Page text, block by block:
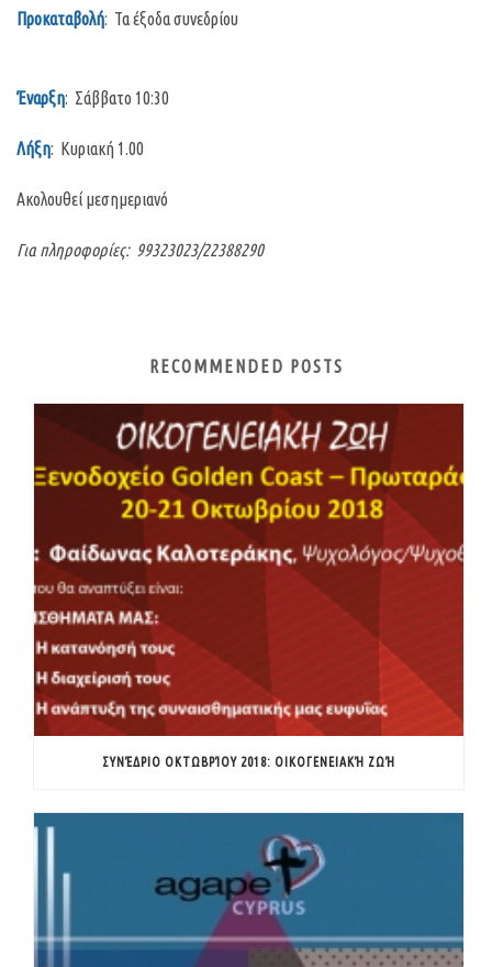
Προκαταβολή: Τα έξοδα συνεδρίου
Έναρξη: Σάββατο 10:30
Λήξη: Κυριακή 1.00
Ακολουθεί μεσημεριανό
Για πληροφορίες: 99323023/22388290
RECOMMENDED POSTS
ΣΥΝΈΔΡΙΟ ΟΚΤΩΒΡΊΟΥ 2018: ΟΙΚΟΓΕΝΕΙΑΚΉ ΖΩΉ